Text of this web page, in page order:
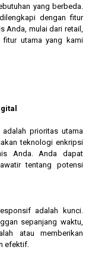
yang berbeda.
dengan fitur
Anda, mulai dari retail,
fitur utama yang kami
prioritas utama
teknologi enkripsi
Anda. Anda dapat
tentang potensi
adalah kunci.
sepanjang waktu,
atau memberikan
efektif.